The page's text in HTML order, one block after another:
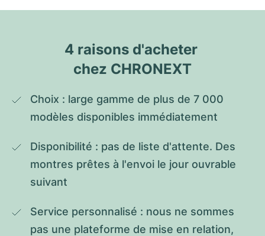
4 raisons d'acheter
chez CHRONEXT
Choix : large gamme de plus de 7 000
modèles disponibles immédiatement
Disponibilité : pas de liste d'attente. Des
montres prêtes à l'envoi le jour ouvrable
suivant
Service personnalisé : nous ne sommes
pas une plateforme de mise en relation,